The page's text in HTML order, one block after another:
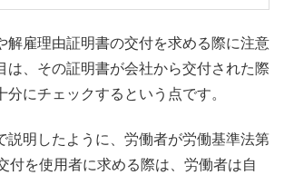
解雇理由証明書の交付を求める際に注意
は、その証明書が会社から交付された際
分にチェックするという点です。
説明したように、労働者が労働基準法第
付を使用者に求める際は、労働者は自